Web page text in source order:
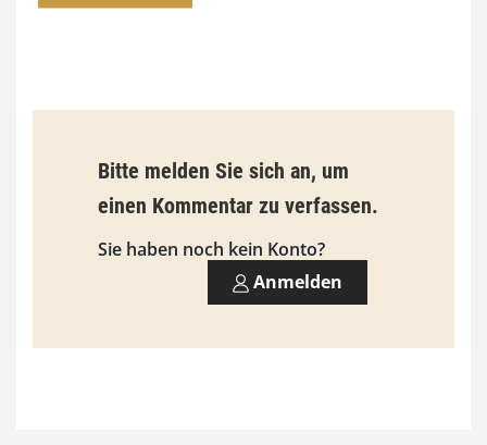
9
3
0
0
Bitte melden Sie sich an, um
einen Kommentar zu verfassen.
Sie haben noch kein Konto?
Anmelden